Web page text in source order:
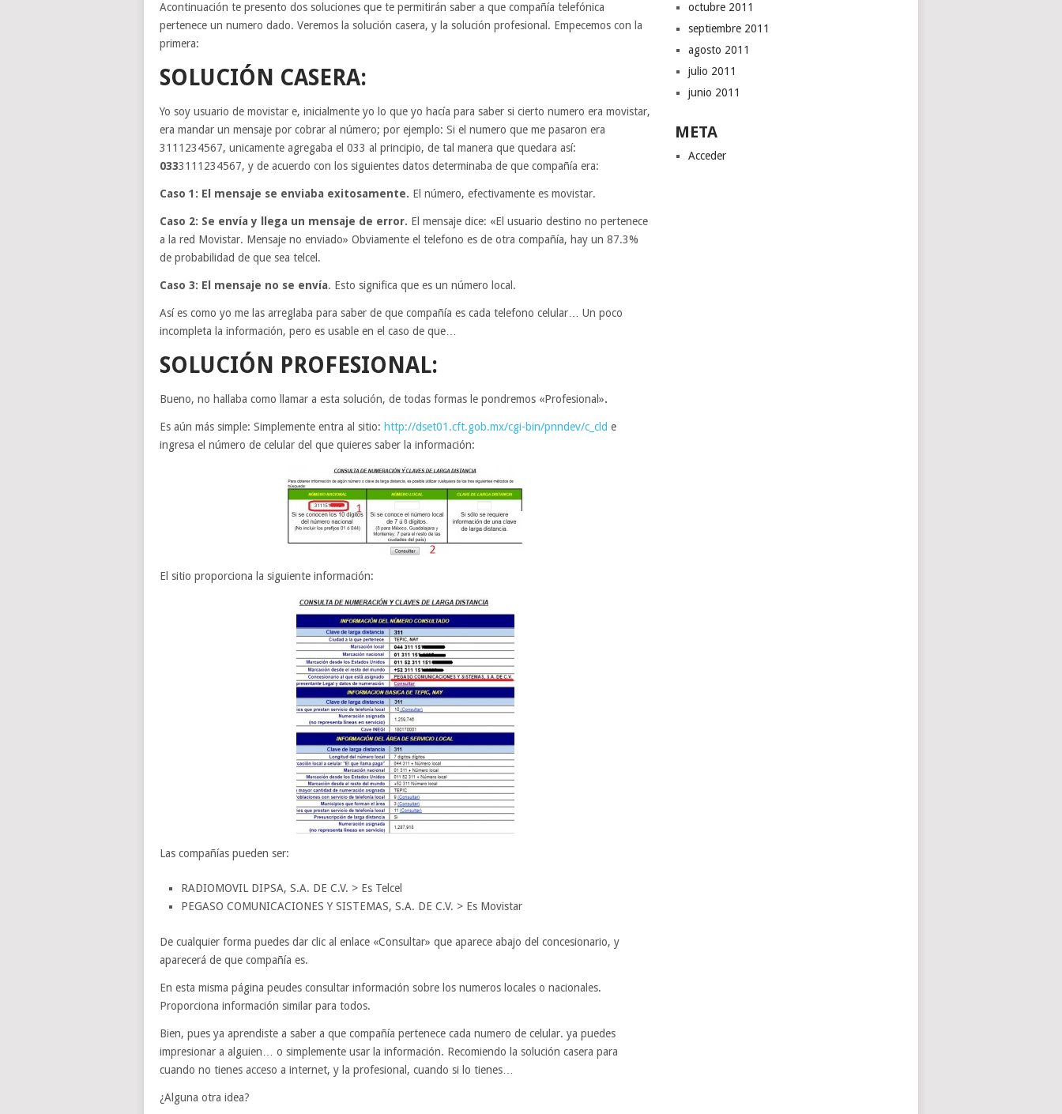
Acontinuación te presento dos soluciones que te permitirán saber a que compañía telefónica
pertenece un numero dado. Veremos la solución casera, y la solución profesional. Empecemos con la
primera:
SOLUCIÓN CASERA:
Yo soy usuario de movistar e, inicialmente yo lo que yo hacía para saber si cierto numero era movistar,
era mandar un mensaje por cobrar al número; por ejemplo: Si el numero que me pasaron era
3111234567, unicamente agregaba el 033 al principio, de tal manera que quedara así:
0333111234567, y de acuerdo con los siguientes datos determinaba de que compañía era:
Caso 1: El mensaje se enviaba exitosamente. El número, efectivamente es movistar.
Caso 2: Se envía y llega un mensaje de error. El mensaje dice: «El usuario destino no pertenece
a la red Movistar. Mensaje no enviado» Obviamente el telefono es de otra compañía, hay un 87.3%
de probabilidad de que sea telcel.
Caso 3: El mensaje no se envía. Esto significa que es un número local.
Así es como yo me las arreglaba para saber de que compañía es cada telefono celular… Un poco
incompleta la información, pero es usable en el caso de que…
SOLUCIÓN PROFESIONAL:
Bueno, no hallaba como llamar a esta solución, de todas formas le pondremos «Profesional».
Es aún más simple: Simplemente entra al sitio: http://dset01.cft.gob.mx/cgi-bin/pnndev/c_cld e
ingresa el número de celular del que quieres saber la información:
El sitio proporciona la siguiente información:
Las compañías pueden ser:
RADIOMOVIL DIPSA, S.A. DE C.V. > Es Telcel
PEGASO COMUNICACIONES Y SISTEMAS, S.A. DE C.V. > Es Movistar
De cualquier forma puedes dar clic al enlace «Consultar» que aparece abajo del concesionario, y
aparecerá de que compañía es.
En esta misma página peudes consultar información sobre los numeros locales o nacionales.
Proporciona información similar para todos.
Bien, pues ya aprendiste a saber a que compañía pertenece cada numero de celular. ya puedes
impresionar a alguien… o simplemente usar la información. Recomiendo la solución casera para
cuando no tienes acceso a internet, y la profesional, cuando si lo tienes…
¿Alguna otra idea?
octubre 2011
septiembre 2011
agosto 2011
julio 2011
junio 2011
META
Acceder